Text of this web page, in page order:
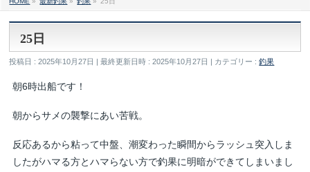
25日
投稿日 : 2025年10月27日 最終更新日時 : 2025年10月27日 カテゴリー :釣果
朝6時出船です！
朝からサメの襲撃にあい苦戦。
反応あるから粘って中盤、潮変わった瞬間からラッシュ突入しま
したがハマる方とハマらない方で釣果に明暗ができてしまいまし